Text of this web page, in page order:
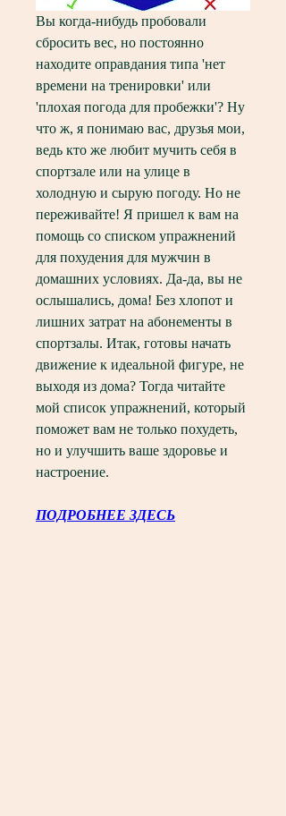
Вы когда-нибудь пробовали
сбросить вес, но постоянно
находите оправдания типа 'нет
времени на тренировки' или
'плохая погода для пробежки'? Ну
что ж, я понимаю вас, друзья мои,
ведь кто же любит мучить себя в
спортзале или на улице в
холодную и сырую погоду. Но не
переживайте! Я пришел к вам на
помощь со списком упражнений
для похудения для мужчин в
домашних условиях. Да-да, вы не
ослышались, дома! Без хлопот и
лишних затрат на абонементы в
спортзалы. Итак, готовы начать
движение к идеальной фигуре, не
выходя из дома? Тогда читайте
мой список упражнений, который
поможет вам не только похудеть,
но и улучшить ваше здоровье и
настроение.
ПОДРОБНЕЕ ЗДЕСЬ